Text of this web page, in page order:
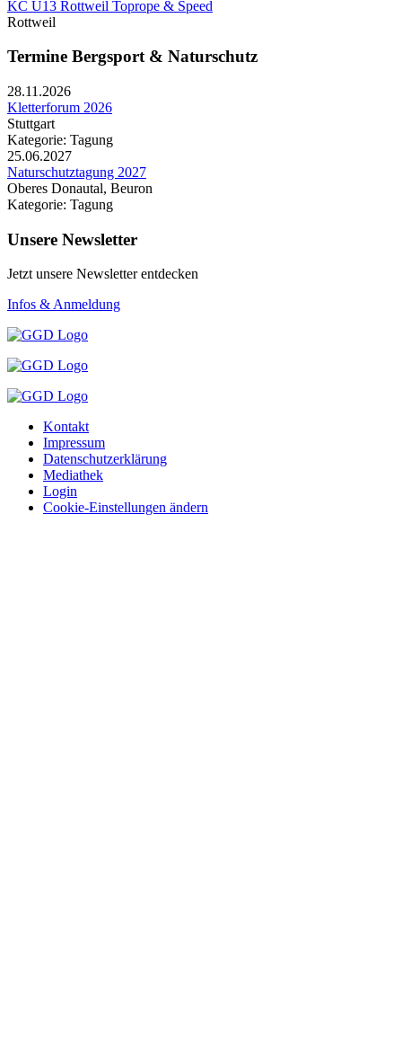
KC U13 Rottweil Toprope & Speed
Rottweil
Termine Bergsport & Naturschutz
28.11.2026
Kletterforum 2026
Stuttgart
Kategorie: Tagung
25.06.2027
Naturschutztagung 2027
Oberes Donautal, Beuron
Kategorie: Tagung
Unsere Newsletter
Jetzt unsere Newsletter entdecken
Infos & Anmeldung
Kontakt
Impressum
Datenschutzerklärung
Mediathek
Login
Cookie-Einstellungen ändern